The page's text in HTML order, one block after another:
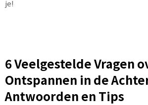
je!
6 Veelgestelde Vragen
Ontspannen in de
Antwoorden en Tips